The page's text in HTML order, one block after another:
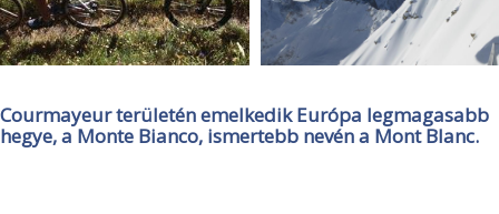
Courmayeur területén emelkedik Európa legmagasabb
hegye, a Monte Bianco, ismertebb nevén a Mont Blanc.